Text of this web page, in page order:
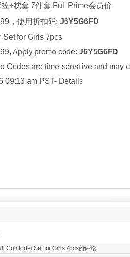
+枕套 7件套 Full Prime会员价
，使用折扣码: J6Y5G6FD
Set for Girls 7pcs
Apply promo code: J6Y5G6FD
Codes are time-sensitive and may
09:13 am PST- Details